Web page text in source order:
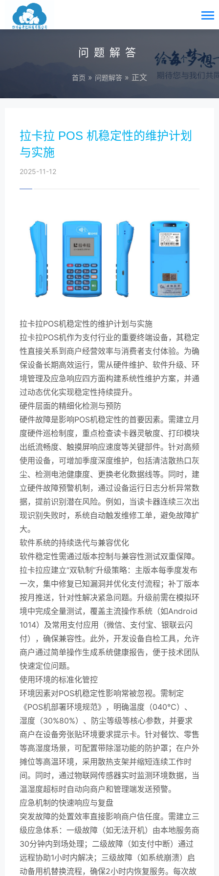
问题解答
首页 » 问题解答 » 正文
拉卡拉 POS 机稳定性的维护计划
与实施
2025-11-12
拉卡拉POS机稳定性的维护计划与实施
拉卡拉POS机作为支付行业的重要终端设备，其稳定
性直接关系到商户经营效率与消费者支付体验。为确
保设备长期高效运行，需从硬件维护、软件升级、环
境管理及应急响应四方面构建系统性维护方案，并通
过动态优化实现稳定性持续提升。
硬件层面的精细化检测与预防
硬件故障是影响POS机稳定性的首要因素。需建立月
度硬件巡检制度，重点检查读卡器灵敏度、打印模块
出纸流畅度、触摸屏响应速度等关键部件。针对高频
使用设备，可增加季度深度维护，包括清洁散热口灰
尘、检测电池健康度、更换老化数据线等。同时，建
立硬件故障预警机制，通过设备运行日志分析异常数
据，提前识别潜在风险。例如，当读卡器连续三次出
现识别失败时，系统自动触发维修工单，避免故障扩
大。
软件系统的持续迭代与兼容优化
软件稳定性需通过版本控制与兼容性测试双重保障。
拉卡拉应建立“双轨制”升级策略：主版本每季度发布
一次，集中修复已知漏洞并优化支付流程；补丁版本
按月推送，针对性解决紧急问题。升级前需在模拟环
境中完成全量测试，覆盖主流操作系统（如Android
1014）及常用支付应用（微信、支付宝、银联云闪
付），确保兼容性。此外，开发设备自检工具，允许
商户通过简单操作生成系统健康报告，便于技术团队
快速定位问题。
使用环境的标准化管控
环境因素对POS机稳定性影响常被忽视。需制定
《POS机部署环境规范》，明确温度（040℃）、
湿度（30%80%）、防尘等级等核心参数，并要求
商户在设备旁张贴环境要求提示卡。针对餐饮、零售
等高湿度场景，可配置带除湿功能的防护罩；在户外
摊位等高温环境，采用散热支架并缩短连续工作时
间。同时，通过物联网传感器实时监测环境数据，当
温湿度超标时自动向商户和管理端发送预警。
应急机制的快速响应与复盘
突发故障的处置效率直接影响商户信任度。需建立三
级应急体系：一级故障（如无法开机）由本地服务商
30分钟内到场处理；二级故障（如支付中断）通过
远程协助1小时内解决；三级故障（如系统崩溃）启
动备用机替换流程，确保2小时内恢复服务。每次故